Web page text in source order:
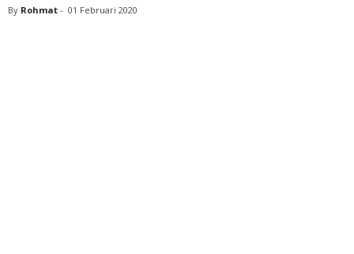
By Rohmat - 01 Februari 2020